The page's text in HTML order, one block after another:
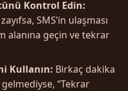
Kontrol Edin:
SMS’in ulaşması
alanına geçin ve tekrar
Kullanın: Birkaç dakika
“Tekrar